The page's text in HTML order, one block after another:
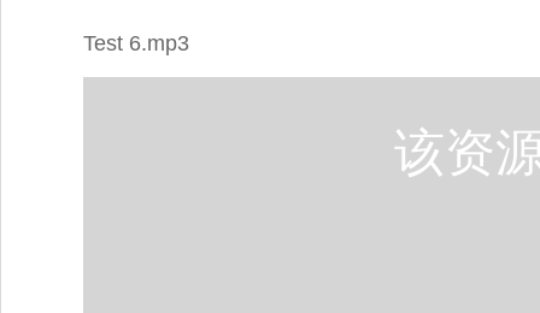
Test 6.mp3
该资